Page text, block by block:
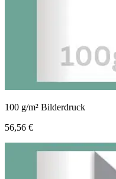
100 g/m² Bilderdruck
56,56 €